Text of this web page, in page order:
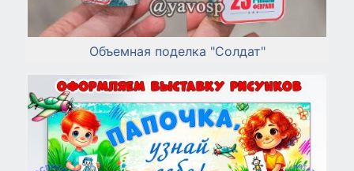
Объемная поделка "Солдат"